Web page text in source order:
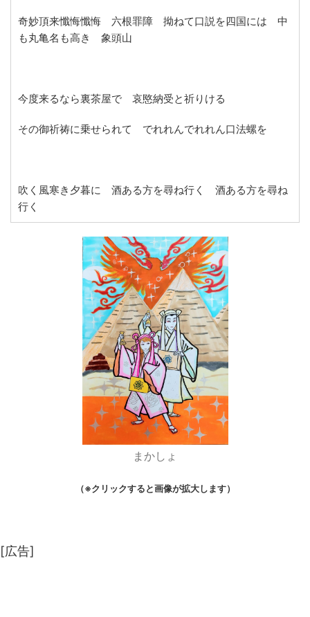
奇妙頂来懺悔懺悔 六根罪障 拗ねて口説を四国には 中
も丸亀名も高き 象頭山
今度来るなら裏茶屋で 哀愍納受と祈りける
その御祈祷に乗せられて でれれんでれれん口法螺を
吹く風寒き夕暮に 酒ある方を尋ね行く 酒ある方を尋ね
行く
まかしょ
（※クリックすると画像が拡大します）
[広告]